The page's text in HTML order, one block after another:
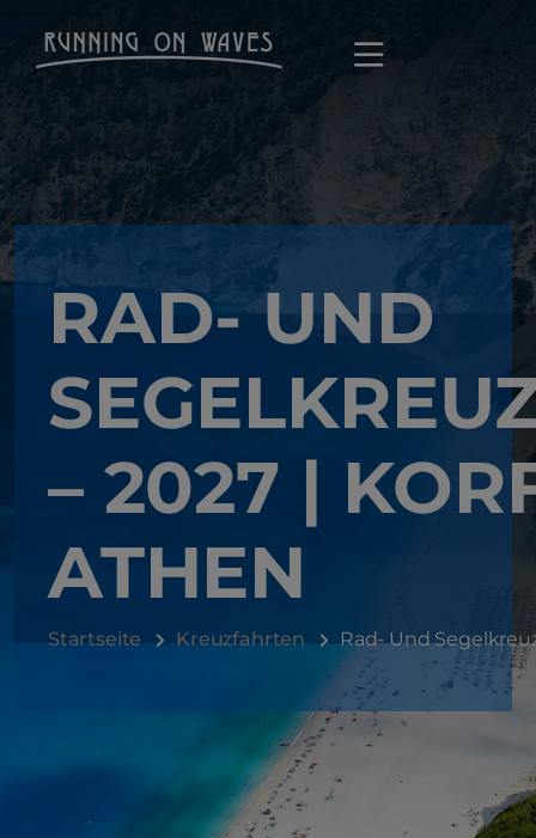
RAD- UND
– 2027 |
ATHEN
Startseite Kreuzfahrten Rad- Und